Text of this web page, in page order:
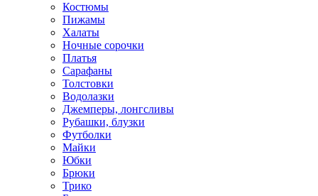
Костюмы
Пижамы
Халаты
Ночные сорочки
Платья
Сарафаны
Толстовки
Водолазки
Джемперы, лонгсливы
Рубашки, блузки
Футболки
Майки
Юбки
Брюки
Трико